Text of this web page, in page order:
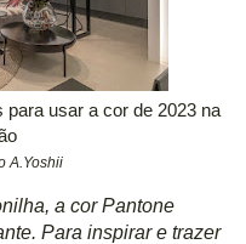
usar a cor de 2023 na
A.Yoshii
a cor Pantone
Para inspirar e trazer